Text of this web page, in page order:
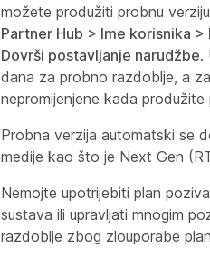
možete produžiti probnu
Partner Hub > Ime korisnika
Dovrši postavljanje narudžbe.
dana za probno razdoblje, a
nepromijenjene kada produžite
Probna verzija automatski se
medije kao što je Next Gen
Nemojte upotrijebiti plan
sustava ili upravljati mnogim
razdoblje zbog zlouporabe